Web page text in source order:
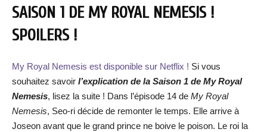
SAISON 1 DE MY ROYAL NEMESIS !
SPOILERS !
My Royal Nemesis est disponible sur Netflix ! Si vous
souhaitez savoir l’explication de la Saison 1 de My Royal
Nemesis, lisez la suite ! Dans l’épisode 14 de My Royal
Nemesis, Seo-ri décide de remonter le temps. Elle arrive à
Joseon avant que le grand prince ne boive le poison. Le roi la